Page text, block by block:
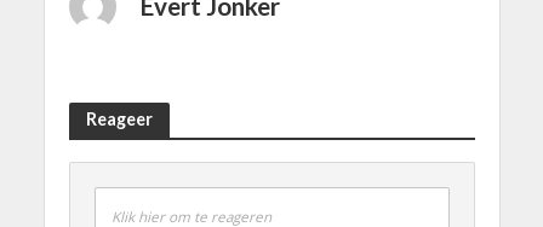
Reageer
Klik hier om te reageren